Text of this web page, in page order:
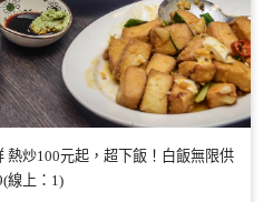
熱炒100元起，超下飯！白飯無限供
線上：1)